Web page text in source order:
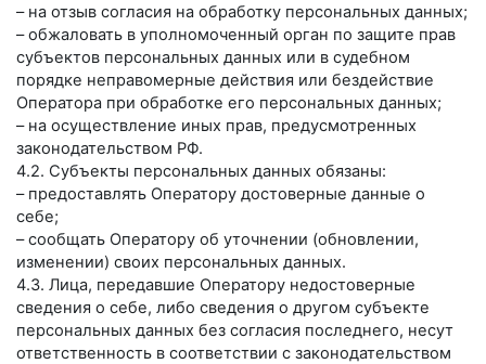
– на отзыв согласия на обработку персональных данных;
– обжаловать в уполномоченный орган по защите прав
субъектов персональных данных или в судебном
порядке неправомерные действия или бездействие
Оператора при обработке его персональных данных;
– на осуществление иных прав, предусмотренных
законодательством РФ.
4.2. Субъекты персональных данных обязаны:
– предоставлять Оператору достоверные данные о
себе;
– сообщать Оператору об уточнении (обновлении,
изменении) своих персональных данных.
4.3. Лица, передавшие Оператору недостоверные
сведения о себе, либо сведения о другом субъекте
персональных данных без согласия последнего, несут
ответственность в соответствии с законодательством